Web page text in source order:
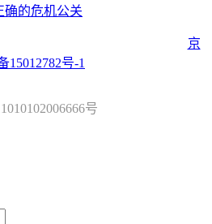
确的危机公关
京
15012782号-1
号